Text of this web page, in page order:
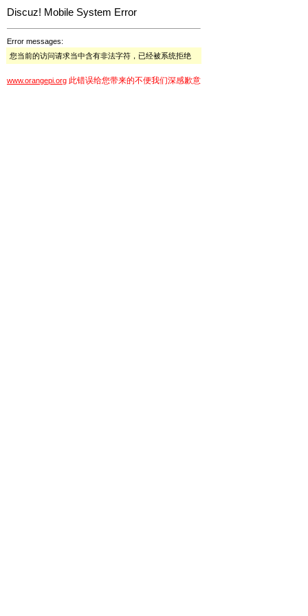
Discuz! Mobile System Error
Error messages:
您当前的访问请求当中含有非法字符，已经被系统拒绝
www.orangepi.org 此错误给您带来的不便我们深感歉意